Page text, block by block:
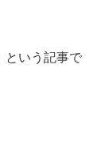
いう記事で